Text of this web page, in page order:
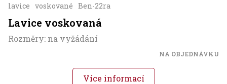
lavice voskované Ben-22ra
Lavice voskovaná
Rozměry: na vyžádání
NA OBJEDNÁVKU
Více informací